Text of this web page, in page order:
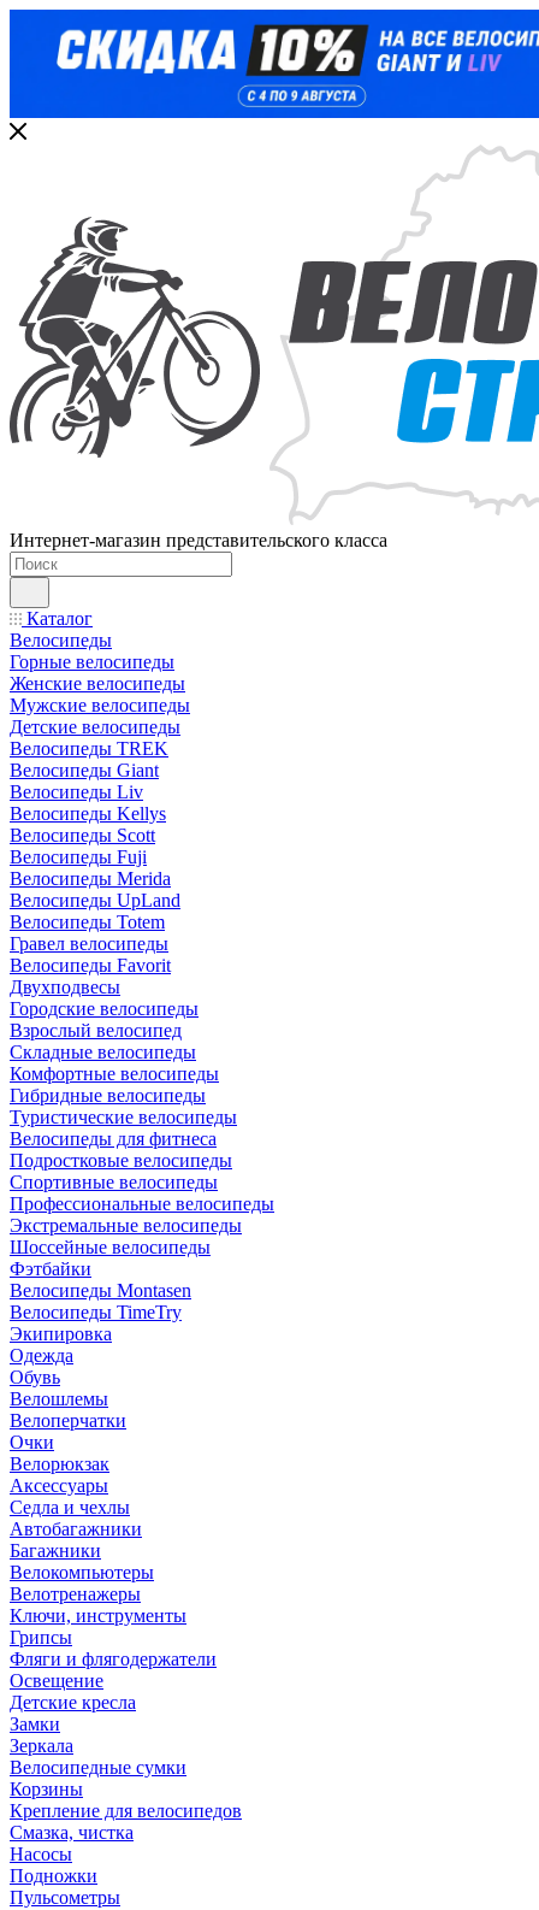
Интернет-магазин представительского класса
Каталог
Велосипеды
Горные велосипеды
Женские велосипеды
Мужские велосипеды
Детские велосипеды
Велосипеды TREK
Велосипеды Giant
Велосипеды Liv
Велосипеды Kellys
Велосипеды Scott
Велосипеды Fuji
Велосипеды Merida
Велосипеды UpLand
Велосипеды Totem
Гравел велосипеды
Велосипеды Favorit
Двухподвесы
Городские велосипеды
Взрослый велосипед
Складные велосипеды
Комфортные велосипеды
Гибридные велосипеды
Туристические велосипеды
Велосипеды для фитнеса
Подростковые велосипеды
Спортивные велосипеды
Профессиональные велосипеды
Экстремальные велосипеды
Шоссейные велосипеды
Фэтбайки
Велосипеды Montasen
Велосипеды TimeTry
Экипировка
Одежда
Обувь
Велошлемы
Велоперчатки
Очки
Велорюкзак
Аксессуары
Седла и чехлы
Автобагажники
Багажники
Велокомпьютеры
Велотренажеры
Ключи, инструменты
Грипсы
Фляги и флягодержатели
Освещение
Детские кресла
Замки
Зеркала
Велосипедные сумки
Корзины
Крепление для велосипедов
Смазка, чистка
Насосы
Подножки
Пульсометры